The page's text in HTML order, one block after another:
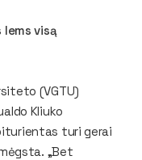
lems visą
(VGTU)
Kliuko
turi gerai
„Bet